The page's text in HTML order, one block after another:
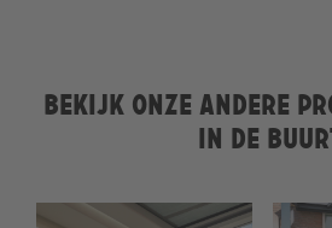
Bekijk onze andere
in de